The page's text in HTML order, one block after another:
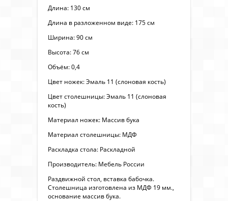
Длина: 130 см
Длина в разложенном виде: 175 см
Ширина: 90 см
Высота: 76 см
Объём: 0,4
Цвет ножек: Эмаль 11 (слоновая кость)
Цвет столешницы: Эмаль 11 (слоновая
кость)
Материал ножек: Массив бука
Материал столешницы: МДФ
Раскладка стола: Раскладной
Производитель: Мебель России
Раздвижной стол, вставка бабочка.
Столешница изготовлена из МДФ 19 мм.,
основание массив бука.